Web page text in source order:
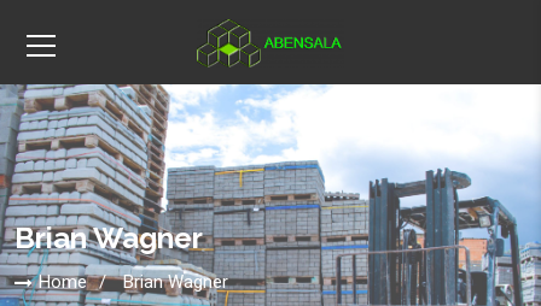
Brian Wagner
Home Brian Wagner